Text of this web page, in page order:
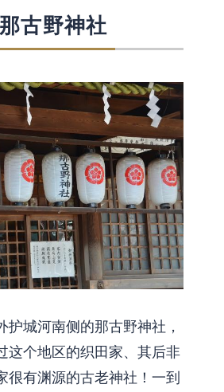
古野神社
护城河南侧的那古野神社，
这个地区的织田家、其后非
很有渊源的古老神社！一到